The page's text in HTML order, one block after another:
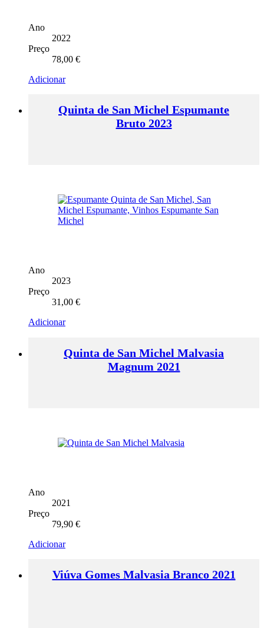
Ano
2022
Preço
78,00 €
Adicionar
Quinta de San Michel Espumante
Bruto 2023
Ano
2023
Preço
31,00 €
Adicionar
Quinta de San Michel Malvasia
Magnum 2021
Ano
2021
Preço
79,90 €
Adicionar
Viúva Gomes Malvasia Branco 2021